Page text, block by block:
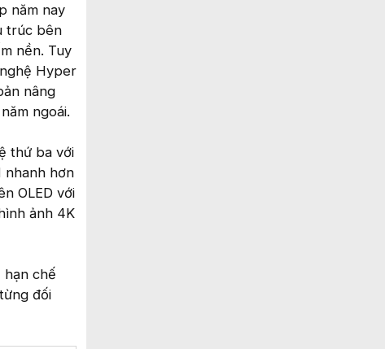
năm nay
trúc bên
nền. Tuy
Hyper
nâng
ngoái.
thứ ba với
nhanh hơn
OLED với
ảnh 4K
hạn chế
đối